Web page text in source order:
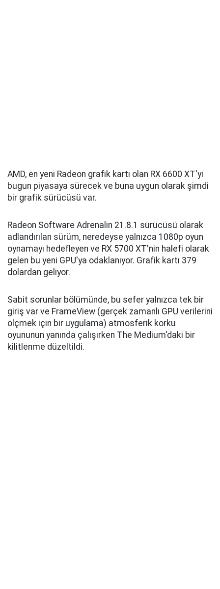
AMD, en yeni Radeon grafik kartı olan RX 6600 XT'yi
bugun piyasaya sürecek ve buna uygun olarak şimdi
bir grafik sürücüsü var.
Radeon Software Adrenalin 21.8.1 sürücüsü olarak
adlandırılan sürüm, neredeyse yalnızca 1080p oyun
oynamayı hedefleyen ve RX 5700 XT'nin halefi olarak
gelen bu yeni GPU'ya odaklanıyor. Grafik kartı 379
dolardan geliyor.
Sabit sorunlar bölümünde, bu sefer yalnızca tek bir
giriş var ve FrameView (gerçek zamanlı GPU verilerini
ölçmek için bir uygulama) atmosferik korku
oyununun yanında çalışırken The Medium'daki bir
kilitlenme düzeltildi.